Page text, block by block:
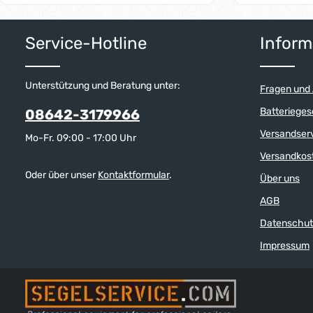
Service-Hotline
Unterstützung und Beratung unter:
08642-3179966
Mo-Fr. 09:00 - 17:00 Uhr
Oder über unserKontaktformular.
Fragen
Über uns
AGB
Impressum